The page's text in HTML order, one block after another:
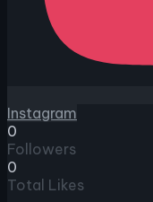
Instagram
0
Followers
0
Total Likes